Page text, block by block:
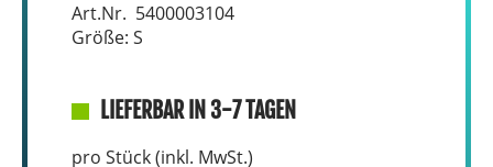
Art.Nr. 5400003104
Größe: S
LIEFERBAR IN 3-7 TAGEN
pro Stück (inkl. MwSt.)